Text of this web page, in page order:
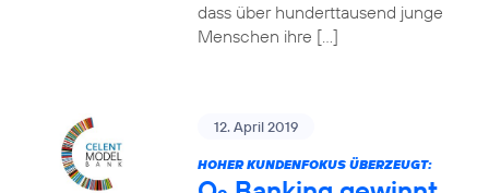
dass über hunderttausend junge
Menschen ihre […]
12. April 2019
HOHER KUNDENFOKUS ÜBERZEUGT: